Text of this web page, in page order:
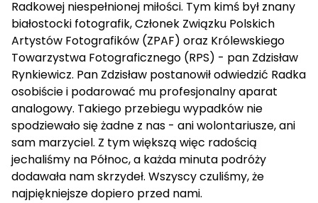
Radkowej niespełnionej miłości. Tym kimś był znany
białostocki fotografik, Członek Związku Polskich
Artystów Fotografików (ZPAF) oraz Królewskiego
Towarzystwa Fotograficznego (RPS) - pan Zdzisław
Rynkiewicz. Pan Zdzisław postanowił odwiedzić Radka
osobiście i podarować mu profesjonalny aparat
analogowy. Takiego przebiegu wypadków nie
spodziewało się żadne z nas - ani wolontariusze, ani
sam marzyciel. Z tym większą więc radością
jechaliśmy na Północ, a każda minuta podróży
dodawała nam skrzydeł. Wszyscy czuliśmy, że
najpiękniejsze dopiero przed nami.